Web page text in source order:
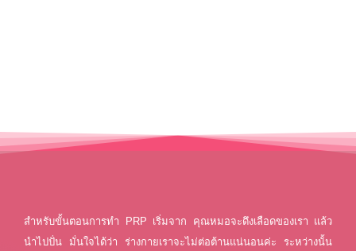
สำหรับขั้นตอนการทำ PRP เริ่มจาก คุณหมอจะดึงเลือดของเรา แล้ว
นำไปปั่น มั่นใจได้ว่า ร่างกายเราจะไม่ต่อต้านแน่นอนค่ะ ระหว่างนั้น